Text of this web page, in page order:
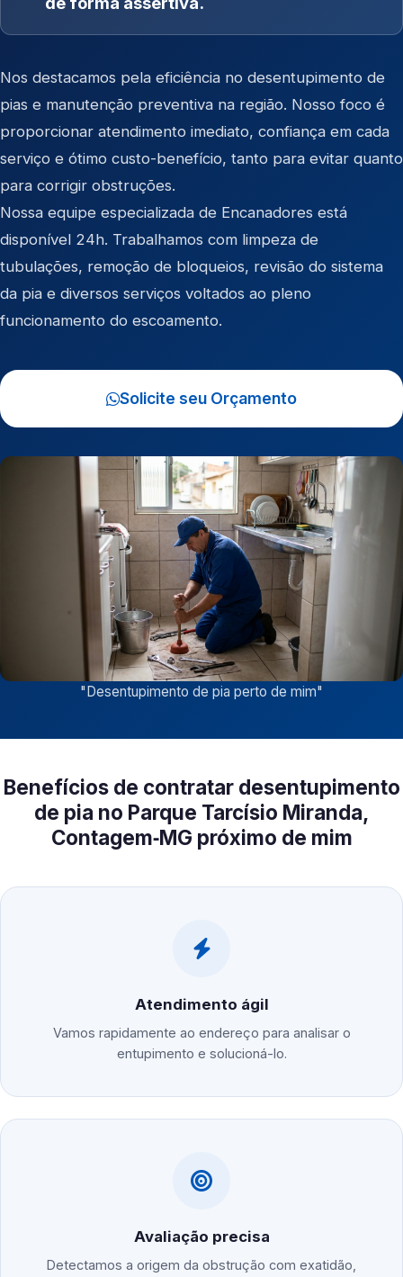
Nos destacamos pela eficiência no desentupimento de
pias e manutenção preventiva na região. Nosso foco é
proporcionar atendimento imediato, confiança em cada
serviço e ótimo custo-benefício, tanto para evitar quanto
para corrigir obstruções.
Nossa equipe especializada de Encanadores está
disponível 24h. Trabalhamos com limpeza de
tubulações, remoção de bloqueios, revisão do sistema
da pia e diversos serviços voltados ao pleno
funcionamento do escoamento.
Solicite seu Orçamento
"Desentupimento de pia perto de mim"
Benefícios de contratar desentupimento
de pia no Parque Tarcísio Miranda,
Contagem‑MG próximo de mim
Atendimento ágil
Vamos rapidamente ao endereço para analisar o
entupimento e solucioná-lo.
Avaliação precisa
Detectamos a origem da obstrução com exatidão,